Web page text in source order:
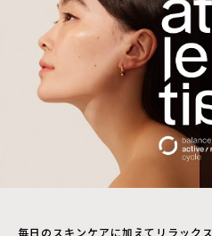
毎日のスキンケアに加えてリラック